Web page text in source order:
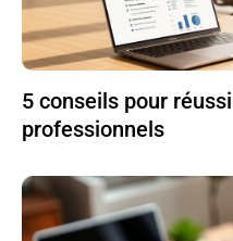
5 conseils pour
professionnels